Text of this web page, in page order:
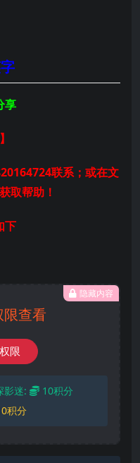
享
】
联系；或在文
取帮助！
下
隐藏内容
限查看
限
影迷:
10积分
积分